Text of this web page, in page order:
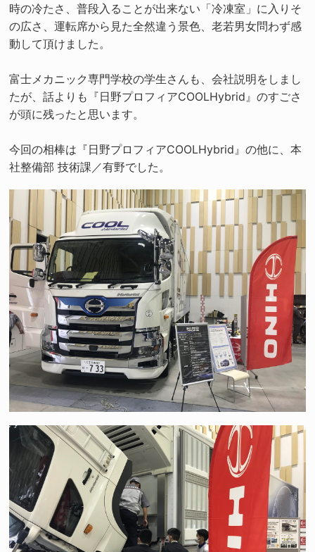
時の冷たさ、普段入ることが出来ない「冷凍室」に入りそ
の広さ、運転席から見た全然違う景色、老若男女問わず感
動して頂けました。
富士メカニック専門学校の学生さんも、会社説明をしまし
たが、話よりも『日野プロフィアCOOLHybrid』のすごさ
が頭に残ったと思います。
今回の相棒は『日野プロフィアCOOLHybrid』の他に、本
社整備部 技術課／有野でした。